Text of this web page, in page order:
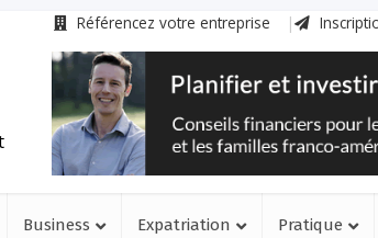
Référencez votre entreprise
Business Expatriation Pratique